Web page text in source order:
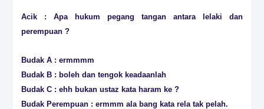
Acik : Apa hukum pegang tangan antara lelaki dan
perempuan ?
Budak A : ermmmm
Budak B : boleh dan tengok keadaanlah
Budak C : ehh bukan ustaz kata haram ke ?
Budak Perempuan : ermmm ala bang kata rela tak pelah.